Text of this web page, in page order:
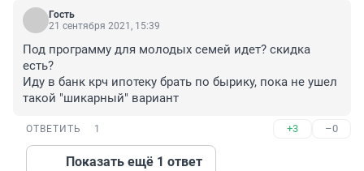
Гость
21 сентября 2021, 15:39
Под программу для молодых семей идет? скидка
есть?
Иду в банк крч ипотеку брать по бырику, пока не ушел
такой "шикарный" вариант
ОТВЕТИТЬ 1 +3 –0
Показать ещё 1 ответ